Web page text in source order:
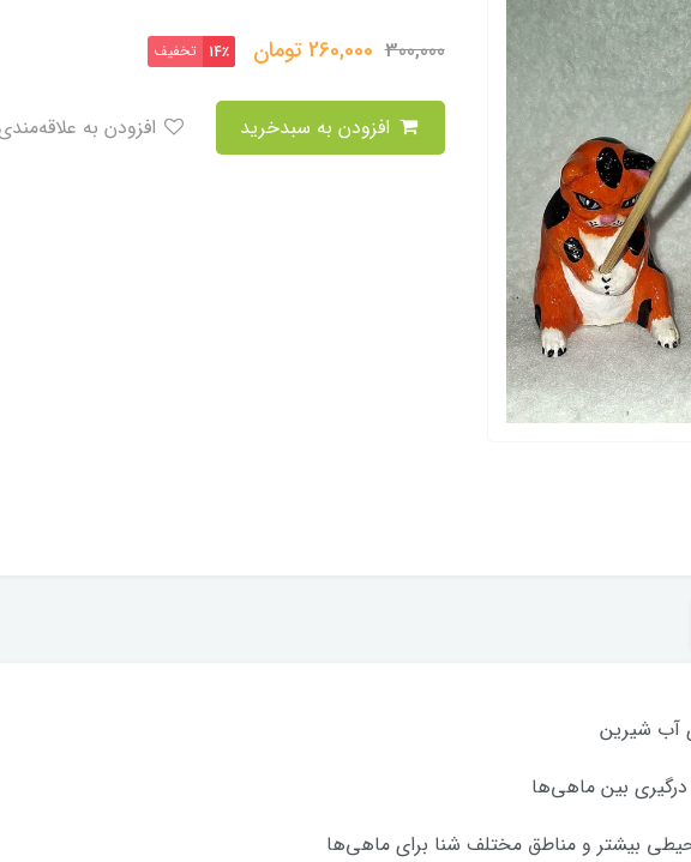
300,000
260,000تومان 14٪ تخفیف
آب شیرین
بین ماهی‌ها
بیشتر و مناطق مختلف شنا برای ماهی‌ها